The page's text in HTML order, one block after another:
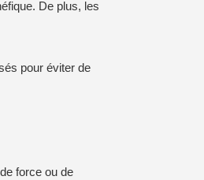
De plus, les
pour éviter de
force ou de